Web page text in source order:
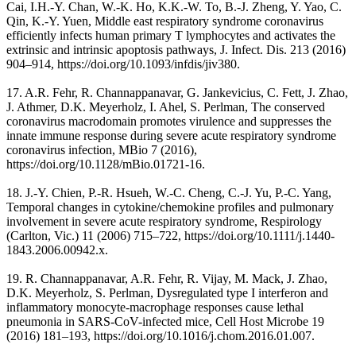
Cai, I.H.-Y. Chan, W.-K. Ho, K.K.-W. To, B.-J. Zheng, Y. Yao, C.
Qin, K.-Y. Yuen, Middle east respiratory syndrome coronavirus
efficiently infects human primary T lymphocytes and activates the
extrinsic and intrinsic apoptosis pathways, J. Infect. Dis. 213 (2016)
904–914, https://doi.org/10.1093/infdis/jiv380.
17. A.R. Fehr, R. Channappanavar, G. Jankevicius, C. Fett, J. Zhao,
J. Athmer, D.K. Meyerholz, I. Ahel, S. Perlman, The conserved
coronavirus macrodomain promotes virulence and suppresses the
innate immune response during severe acute respiratory syndrome
coronavirus infection, MBio 7 (2016),
https://doi.org/10.1128/mBio.01721-16.
18. J.-Y. Chien, P.-R. Hsueh, W.-C. Cheng, C.-J. Yu, P.-C. Yang,
Temporal changes in cytokine/chemokine profiles and pulmonary
involvement in severe acute respiratory syndrome, Respirology
(Carlton, Vic.) 11 (2006) 715–722, https://doi.org/10.1111/j.1440-
1843.2006.00942.x.
19. R. Channappanavar, A.R. Fehr, R. Vijay, M. Mack, J. Zhao,
D.K. Meyerholz, S. Perlman, Dysregulated type I interferon and
inflammatory monocyte-macrophage responses cause lethal
pneumonia in SARS-CoV-infected mice, Cell Host Microbe 19
(2016) 181–193, https://doi.org/10.1016/j.chom.2016.01.007.